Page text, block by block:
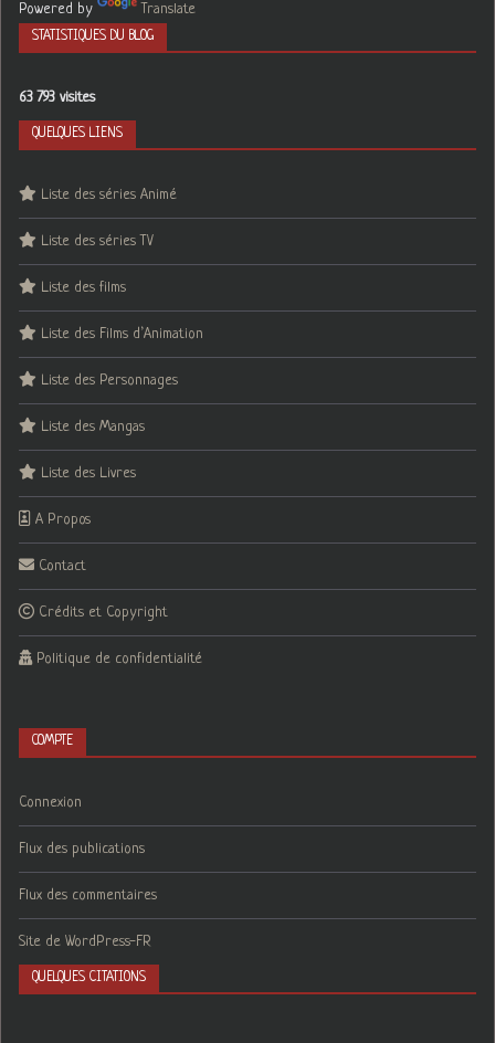
Powered by Translate
STATISTIQUES DU BLOG
63 793 visites
QUELQUES LIENS
Liste des séries Animé
Liste des séries TV
Liste des films
Liste des Films d’Animation
Liste des Personnages
Liste des Mangas
Liste des Livres
A Propos
Contact
Crédits et Copyright
Politique de confidentialité
COMPTE
Connexion
Flux des publications
Flux des commentaires
Site de WordPress-FR
QUELQUES CITATIONS